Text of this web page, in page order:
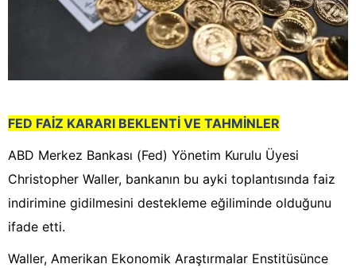
FED FAİZ KARARI BEKLENTİ VE TAHMİNLER
ABD Merkez Bankası (Fed) Yönetim Kurulu Üyesi
Christopher Waller, bankanın bu ayki toplantısında faiz
indirimine gidilmesini destekleme eğiliminde olduğunu
ifade etti.
Waller, Amerikan Ekonomik Araştırmalar Enstitüsünce